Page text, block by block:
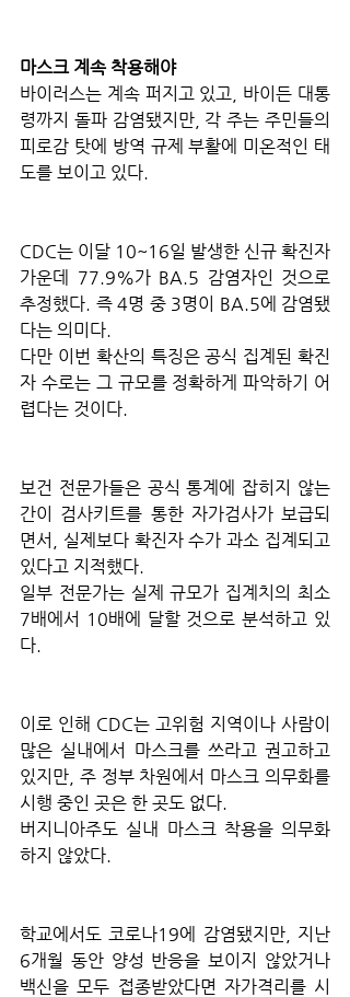
마스크 계속 착용해야
바이러스는 계속 퍼지고 있고, 바이든 대통
령까지 돌파 감염됐지만, 각 주는 주민들의
피로감 탓에 방역 규제 부활에 미온적인 태
도를 보이고 있다.
CDC는 이달 10~16일 발생한 신규 확진자
가운데 77.9%가 BA.5 감염자인 것으로
추정했다. 즉 4명 중 3명이 BA.5에 감염됐
다는 의미다.
다만 이번 확산의 특징은 공식 집계된 확진
자 수로는 그 규모를 정확하게 파악하기 어
렵다는 것이다.
보건 전문가들은 공식 통계에 잡히지 않는
간이 검사키트를 통한 자가검사가 보급되
면서, 실제보다 확진자 수가 과소 집계되고
있다고 지적했다.
일부 전문가는 실제 규모가 집계치의 최소
7배에서 10배에 달할 것으로 분석하고 있
다.
이로 인해 CDC는 고위험 지역이나 사람이
많은 실내에서 마스크를 쓰라고 권고하고
있지만, 주 정부 차원에서 마스크 의무화를
시행 중인 곳은 한 곳도 없다.
버지니아주도 실내 마스크 착용을 의무화
하지 않았다.
학교에서도 코로나19에 감염됐지만, 지난
6개월 동안 양성 반응을 보이지 않았거나
백신을 모두 접종받았다면 자가격리를 시